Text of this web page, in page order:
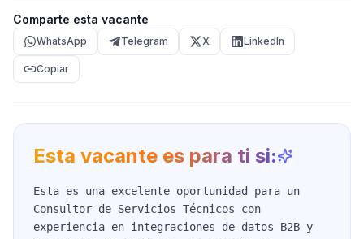
Comparte esta vacante
WhatsApp Telegram X LinkedIn
Copiar
Esta vacante es para ti si:
Esta es una excelente oportunidad para un
Consultor de Servicios Técnicos con
experiencia en integraciones de datos B2B y